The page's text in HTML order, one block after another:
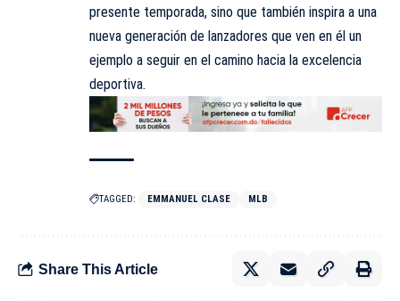
presente temporada, sino que también inspira a una
nueva generación de lanzadores que ven en él un
ejemplo a seguir en el camino hacia la excelencia
deportiva.
TAGGED: EMMANUEL CLASE MLB
Share This Article